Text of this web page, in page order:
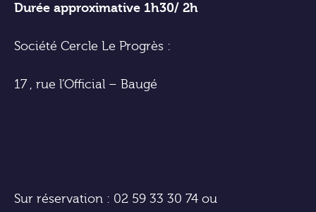
Durée approximative 1h30/ 2h
Société Cercle Le Progrès :
17 , rue l’Official – Baugé
Sur réservation : 02 59 33 30 74 ou